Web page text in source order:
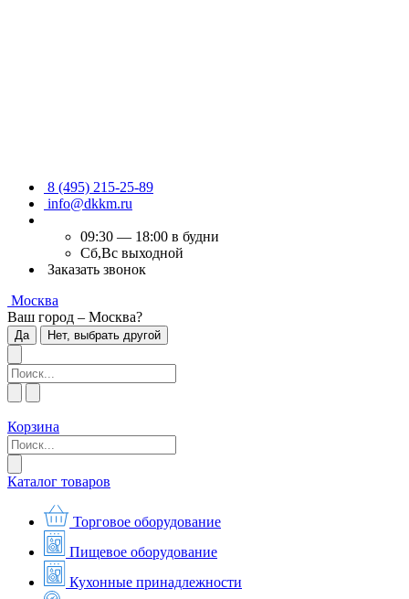
8 (495) 215-25-89
info@dkkm.ru
09:30 — 18:00 в будни
Сб,Вс выходной
Заказать звонок
Москва
Ваш город – Москва?
Да Нет, выбрать другой
Корзина
Каталог товаров
Торговое оборудование
Пищевое оборудование
Кухонные принадлежности